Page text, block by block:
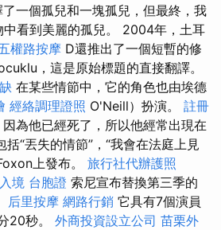
了一個孤兒和一塊孤兒，但最終，我
看到美麗的孤兒。 2004年，土耳
權路按摩 D還推出了一個短暫的修
，這是原始標題的直接翻譯。
在某些情節中，它的角色也由埃德
經絡調理證照 O'Neill）扮演。 註冊
因為他已經死了，所以他經常出現在
“丟失的情節”，“我會在法庭上見
上發布。 旅行社代辦護照
境 台胞證 索尼宣布替換第三季的
后里按摩 網路行銷 它具有7個演員
20秒。 外商投資設立公司 苗栗外